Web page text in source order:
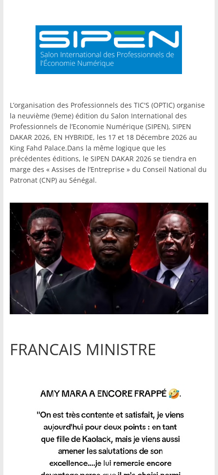
L’organisation des Professionnels des TIC'S (OPTIC) organise
la neuvième (9eme) édition du Salon International des
Professionnels de l’Economie Numérique (SIPEN), SIPEN
DAKAR 2026, EN HYBRIDE, les 17 et 18 Décembre 2026 au
King Fahd Palace.Dans la même logique que les
précédentes éditions, le SIPEN DAKAR 2026 se tiendra en
marge des « Assises de l’Entreprise » du Conseil National du
Patronat (CNP) au Sénégal.
FRANCAIS MINISTRE